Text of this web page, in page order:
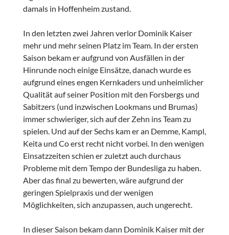
damals in Hoffenheim zustand.
In den letzten zwei Jahren verlor Dominik Kaiser
mehr und mehr seinen Platz im Team. In der ersten
Saison bekam er aufgrund von Ausfällen in der
Hinrunde noch einige Einsätze, danach wurde es
aufgrund eines engen Kernkaders und unheimlicher
Qualität auf seiner Position mit den Forsbergs und
Sabitzers (und inzwischen Lookmans und Brumas)
immer schwieriger, sich auf der Zehn ins Team zu
spielen. Und auf der Sechs kam er an Demme, Kampl,
Keita und Co erst recht nicht vorbei. In den wenigen
Einsatzzeiten schien er zuletzt auch durchaus
Probleme mit dem Tempo der Bundesliga zu haben.
Aber das final zu bewerten, wäre aufgrund der
geringen Spielpraxis und der wenigen
Möglichkeiten, sich anzupassen, auch ungerecht.
In dieser Saison bekam dann Dominik Kaiser mit der